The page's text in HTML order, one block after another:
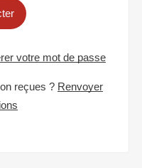
votre mot de passe
reçues ? Renvoyer